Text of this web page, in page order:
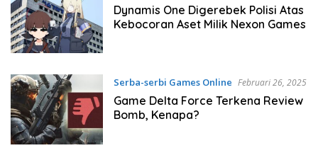
Dynamis One Digerebek Polisi Atas
Kebocoran Aset Milik Nexon Games
Serba-serbi Games Online Februari 26, 2025
Game Delta Force Terkena Review
Bomb, Kenapa?